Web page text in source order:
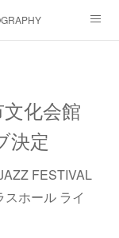
文化会館
決定
FESTIVAL
ホール ライ